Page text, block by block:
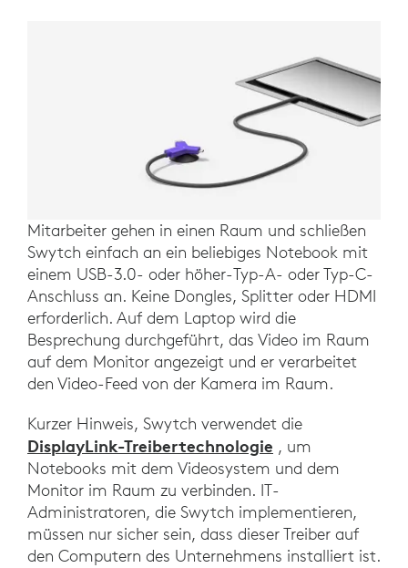
Mitarbeiter gehen in einen Raum und schließen
Swytch einfach an ein beliebiges Notebook mit
einem USB-3.0- oder höher-Typ-A- oder Typ-C-
Anschluss an. Keine Dongles, Splitter oder HDMI
erforderlich. Auf dem Laptop wird die
Besprechung durchgeführt, das Video im Raum
auf dem Monitor angezeigt und er verarbeitet
den Video-Feed von der Kamera im Raum.
Kurzer Hinweis, Swytch verwendet die
DisplayLink-Treibertechnologie , um
Notebooks mit dem Videosystem und dem
Monitor im Raum zu verbinden. IT-
Administratoren, die Swytch implementieren,
müssen nur sicher sein, dass dieser Treiber auf
den Computern des Unternehmens installiert ist.